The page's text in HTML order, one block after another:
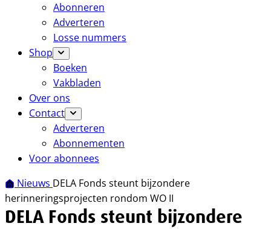
Abonneren
Adverteren
Losse nummers
Shop
Boeken
Vakbladen
Over ons
Contact
Adverteren
Abonnementen
Voor abonnees
Nieuws DELA Fonds steunt bijzondere
herinneringsprojecten rondom WO II
DELA Fonds steunt bijzondere